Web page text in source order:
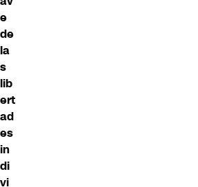
e
de
la
s
lib
ert
ad
es
in
di
vi